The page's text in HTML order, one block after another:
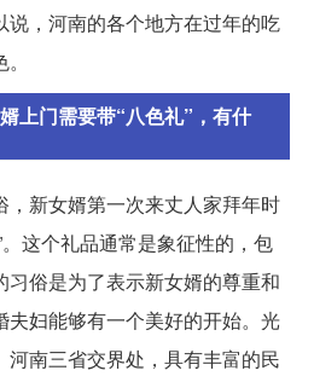
说，河南的各个地方在过年的吃
上门需要带“八色礼”，有什
，新女婿第一次来丈人家拜年时
这个礼品通常是象征性的，包
俗是为了表示新女婿的尊重和
夫妇能够有一个美好的开始。光
河南三省交界处，具有丰富的民